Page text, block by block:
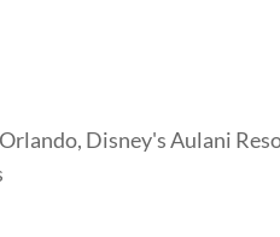
Disney's Aulani